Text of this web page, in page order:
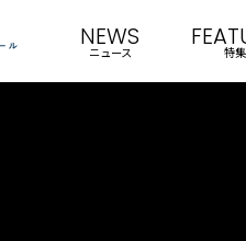
NEWS
ニュース 特集